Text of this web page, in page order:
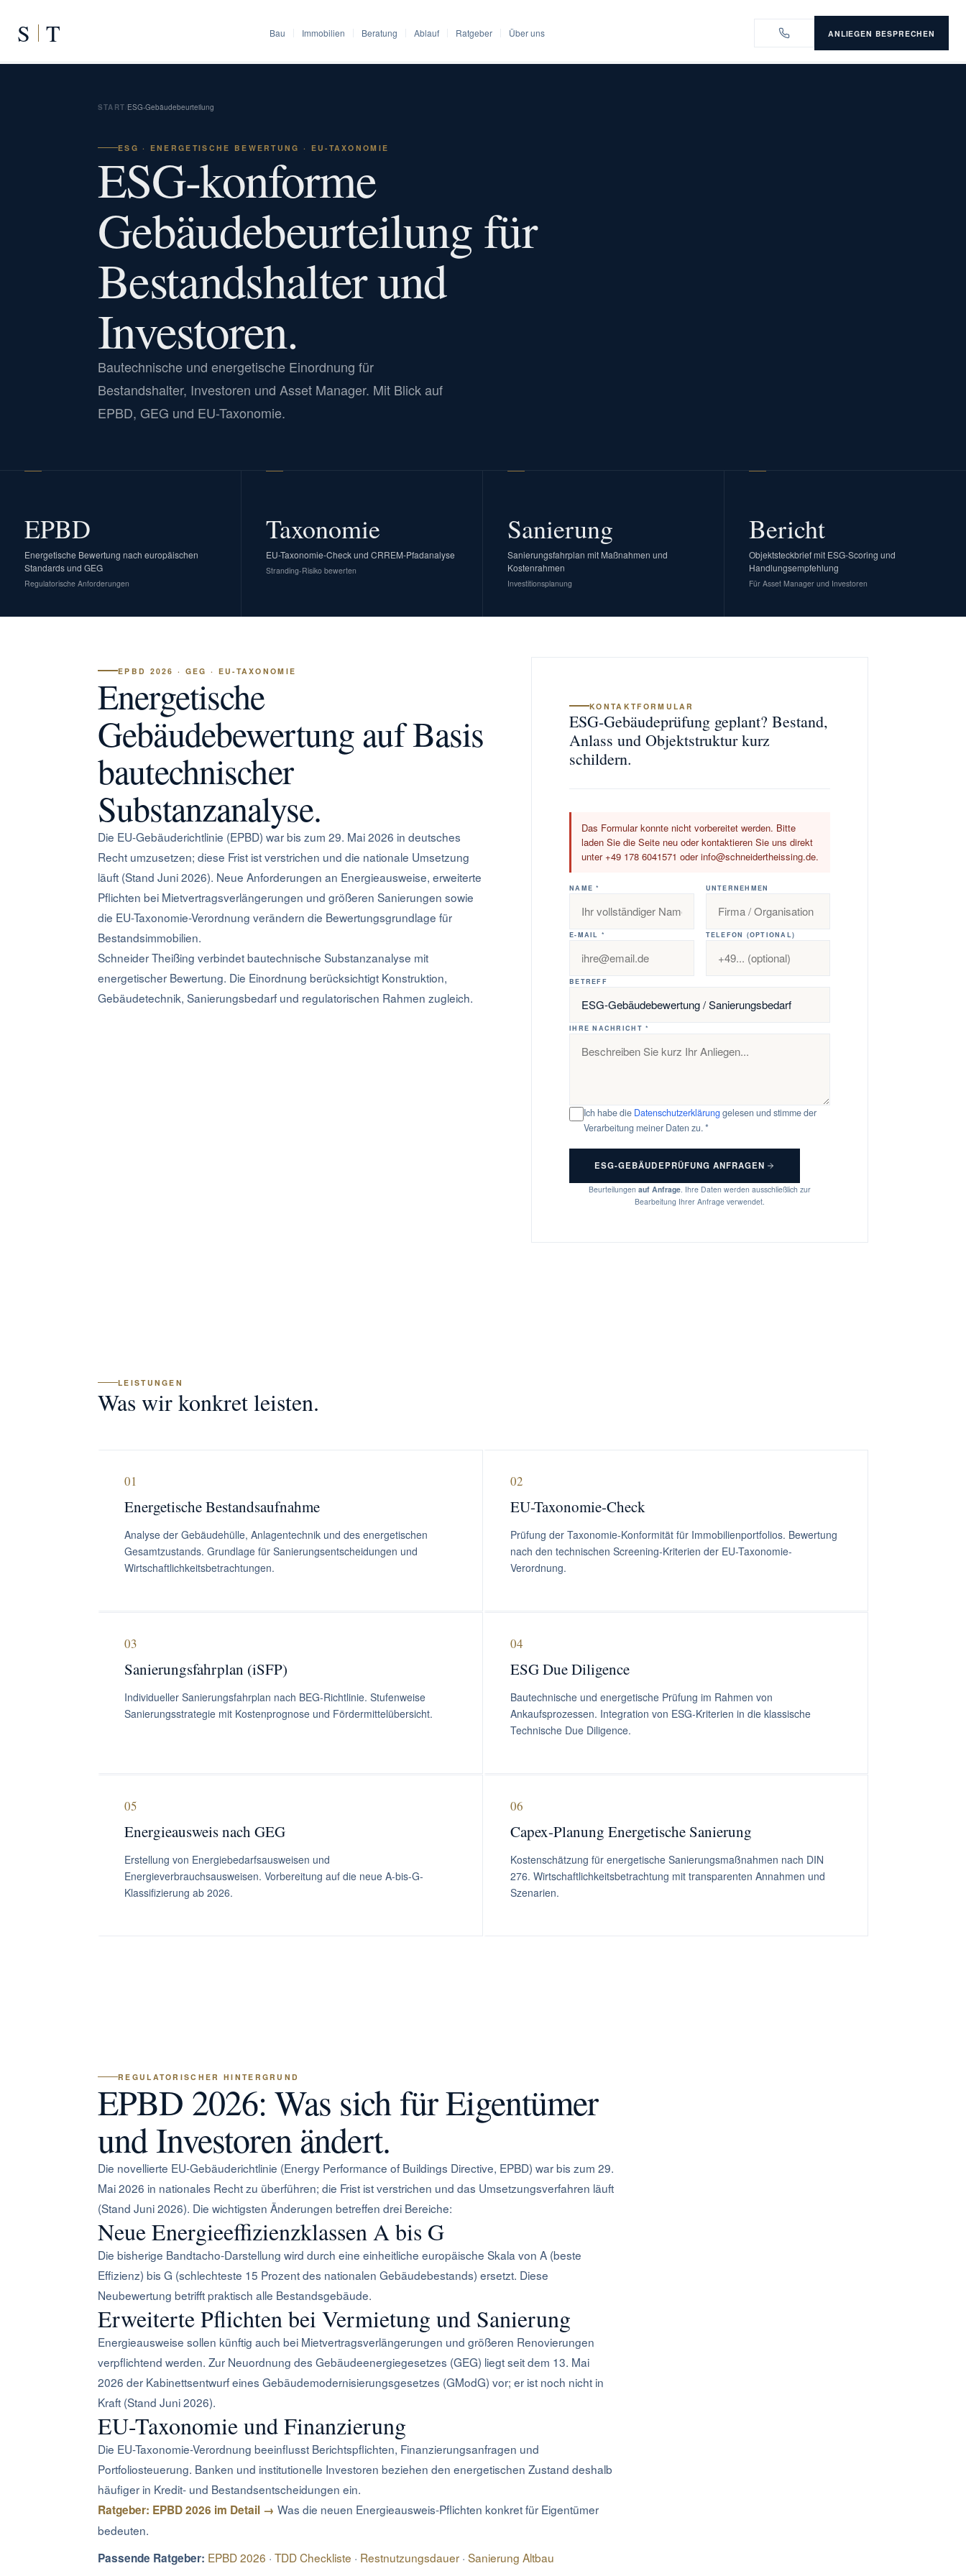
S T Bau Immobilien Beratung Ablauf Ratgeber Über uns ANLIEGEN BESPRECHEN
START ESG-Gebäudebeurteilung
ESG · ENERGETISCHE BEWERTUNG · EU-TAXONOMIE
ESG-konforme
Gebäudebeurteilung für
Bestandshalter und
Investoren.
Bautechnische und energetische Einordnung für
Bestandshalter, Investoren und Asset Manager. Mit Blick auf
EPBD, GEG und EU-Taxonomie.
EPBD
Energetische Bewertung nach europäischen
Standards und GEG
Regulatorische Anforderungen
Taxonomie
EU-Taxonomie-Check und CRREM-Pfadanalyse
Stranding-Risiko bewerten
Sanierung
Sanierungsfahrplan mit Maßnahmen und
Kostenrahmen
Investitionsplanung
Bericht
Objektsteckbrief mit ESG-Scoring und
Handlungsempfehlung
Für Asset Manager und Investoren
EPBD 2026 · GEG · EU-TAXONOMIE
Energetische
Gebäudebewertung auf Basis
bautechnischer
Substanzanalyse.
Die EU-Gebäuderichtlinie (EPBD) war bis zum 29. Mai 2026 in deutsches
Recht umzusetzen; diese Frist ist verstrichen und die nationale Umsetzung
läuft (Stand Juni 2026). Neue Anforderungen an Energieausweise, erweiterte
Pflichten bei Mietvertragsverlängerungen und größeren Sanierungen sowie
die EU-Taxonomie-Verordnung verändern die Bewertungsgrundlage für
Bestandsimmobilien.
Schneider Theißing verbindet bautechnische Substanzanalyse mit
energetischer Bewertung. Die Einordnung berücksichtigt Konstruktion,
Gebäudetechnik, Sanierungsbedarf und regulatorischen Rahmen zugleich.
KONTAKTFORMULAR
ESG-Gebäudeprüfung geplant? Bestand,
Anlass und Objektstruktur kurz
schildern.
Das Formular konnte nicht vorbereitet werden. Bitte
laden Sie die Seite neu oder kontaktieren Sie uns direkt
unter +49 178 6041571 oder info@schneidertheissing.de.
NAME * UNTERNEHMEN
E-MAIL * TELEFON (OPTIONAL)
BETREFF
IHRE NACHRICHT *
Ich habe die Datenschutzerklärung gelesen und stimme der
Verarbeitung meiner Daten zu. *
ESG-GEBÄUDEPRÜFUNG ANFRAGEN
Beurteilungenauf Anfrage . Ihre Daten werden ausschließlich zur
Bearbeitung Ihrer Anfrage verwendet.
LEISTUNGEN
Was wir konkret leisten.
01
Energetische Bestandsaufnahme
Analyse der Gebäudehülle, Anlagentechnik und des energetischen
Gesamtzustands. Grundlage für Sanierungsentscheidungen und
Wirtschaftlichkeitsbetrachtungen.
02
EU-Taxonomie-Check
Prüfung der Taxonomie-Konformität für Immobilienportfolios. Bewertung
nach den technischen Screening-Kriterien der EU-Taxonomie-
Verordnung.
03
Sanierungsfahrplan (iSFP)
Individueller Sanierungsfahrplan nach BEG-Richtlinie. Stufenweise
Sanierungsstrategie mit Kostenprognose und Fördermittelübersicht.
04
ESG Due Diligence
Bautechnische und energetische Prüfung im Rahmen von
Ankaufsprozessen. Integration von ESG-Kriterien in die klassische
Technische Due Diligence.
05
Energieausweis nach GEG
Erstellung von Energiebedarfsausweisen und
Energieverbrauchsausweisen. Vorbereitung auf die neue A-bis-G-
Klassifizierung ab 2026.
06
Capex-Planung Energetische Sanierung
Kostenschätzung für energetische Sanierungsmaßnahmen nach DIN
276. Wirtschaftlichkeitsbetrachtung mit transparenten Annahmen und
Szenarien.
REGULATORISCHER HINTERGRUND
EPBD 2026: Was sich für Eigentümer
und Investoren ändert.
Die novellierte EU-Gebäuderichtlinie (Energy Performance of Buildings Directive, EPBD) war bis zum 29.
Mai 2026 in nationales Recht zu überführen; die Frist ist verstrichen und das Umsetzungsverfahren läuft
(Stand Juni 2026). Die wichtigsten Änderungen betreffen drei Bereiche:
Neue Energieeffizienzklassen A bis G
Die bisherige Bandtacho-Darstellung wird durch eine einheitliche europäische Skala von A (beste
Effizienz) bis G (schlechteste 15 Prozent des nationalen Gebäudebestands) ersetzt. Diese
Neubewertung betrifft praktisch alle Bestandsgebäude.
Erweiterte Pflichten bei Vermietung und Sanierung
Energieausweise sollen künftig auch bei Mietvertragsverlängerungen und größeren Renovierungen
verpflichtend werden. Zur Neuordnung des Gebäudeenergiegesetzes (GEG) liegt seit dem 13. Mai
2026 der Kabinettsentwurf eines Gebäudemodernisierungsgesetzes (GModG) vor; er ist noch nicht in
Kraft (Stand Juni 2026).
EU-Taxonomie und Finanzierung
Die EU-Taxonomie-Verordnung beeinflusst Berichtspflichten, Finanzierungsanfragen und
Portfoliosteuerung. Banken und institutionelle Investoren beziehen den energetischen Zustand deshalb
häufiger in Kredit- und Bestandsentscheidungen ein.
Ratgeber: EPBD 2026 im Detail → Was die neuen Energieausweis-Pflichten konkret für Eigentümer
bedeuten.
Passende Ratgeber: EPBD 2026 · TDD Checkliste · Restnutzungsdauer · Sanierung Altbau